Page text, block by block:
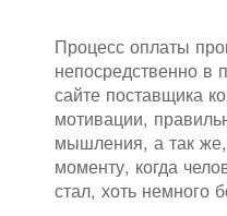
Процесс оплаты
непосредственно в
сайте поставщика
мотивации,
мышления, а так
моменту, когда
стал, хоть немного